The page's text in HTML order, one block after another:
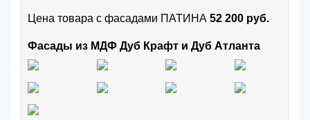
Цена товара с фасадами ПАТИНА 52 200 руб.
Фасады из МДФ Дуб Крафт и Дуб Атланта